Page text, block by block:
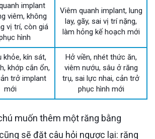
implant
viêm, không
vị trí, còn giá
hình
Viêm quanh implant, lung
lay, gãy, sai vị trí nặng,
làm hỏng kế hoạch mới
khỏe, kín sát,
khớp cắn ổn,
trở implant
mới
Hở viền, nhét thức ăn,
viêm nướu, sâu ở răng
trụ, sai lực nhai, cản trở
phục hình mới
sẽ đặt câu hỏi ngược lại: răng